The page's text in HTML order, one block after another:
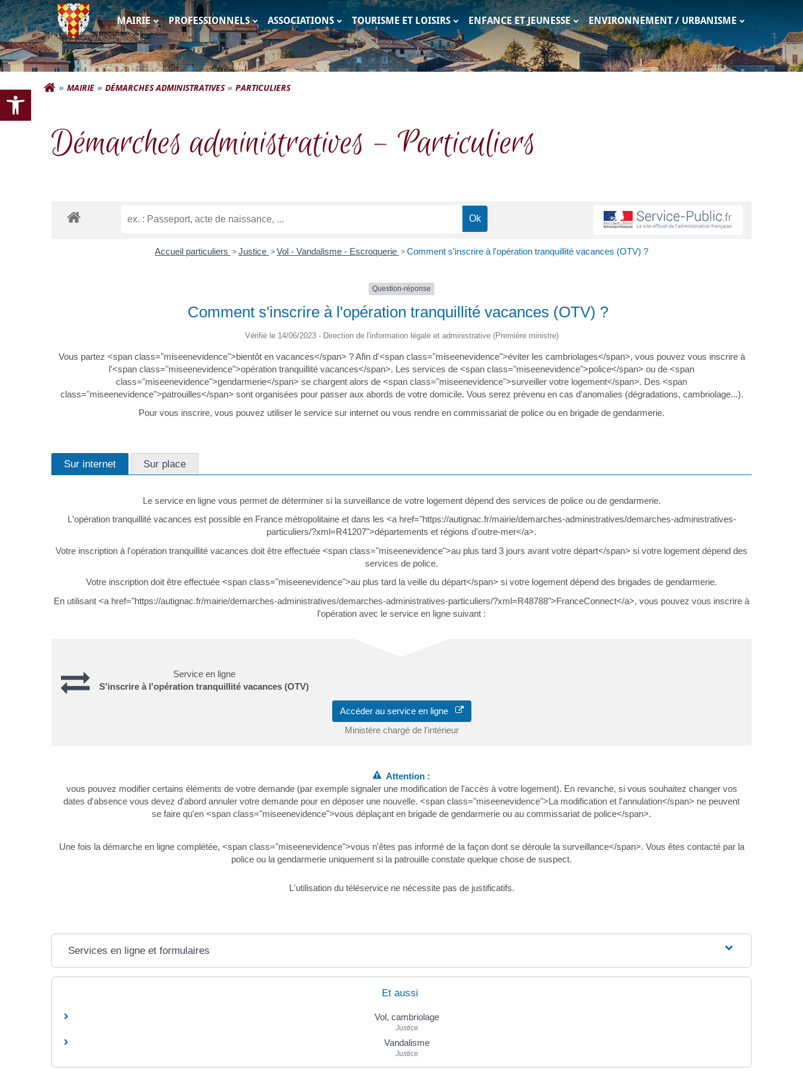
Ouvrir la barre d’outils
Aller
au
contenu
Commune d'Autignac
MAIRIE PROFESSIONNELS ASSOCIATIONS TOURISME ET LOISIRS ENFANCE ET JEUNESSE ENVIRONNEMENT / URBANISME
MAIRIE DÉMARCHES ADMINISTRATIVES PARTICULIERS
Démarches administratives – Particuliers
Accueil particuliers >Justice >Vol - Vandalisme - Escroquerie >Comment s'inscrire à l'opération tranquillité vacances (OTV) ?
Question-réponse
Comment s'inscrire à l'opération tranquillité vacances (OTV) ?
Vérifié le 14/06/2023 - Direction de l'information légale et administrative (Première ministre)
Vous partez <span class="miseenevidence">bientôt en vacances</span> ? Afin d'<span class="miseenevidence">éviter les cambriolages</span>, vous pouvez vous inscrire à
l'<span class="miseenevidence">opération tranquillité vacances</span>. Les services de <span class="miseenevidence">police</span> ou de <span
class="miseenevidence">gendarmerie</span> se chargent alors de <span class="miseenevidence">surveiller votre logement</span>. Des <span
class="miseenevidence">patrouilles</span> sont organisées pour passer aux abords de votre domicile. Vous serez prévenu en cas d'anomalies (dégradations, cambriolage...).
Pour vous inscrire, vous pouvez utiliser le service sur internet ou vous rendre en commissariat de police ou en brigade de gendarmerie.
Sur internet Sur place
Le service en ligne vous permet de déterminer si la surveillance de votre logement dépend des services de police ou de gendarmerie.
L'opération tranquillité vacances est possible en France métropolitaine et dans les <a href="https://autignac.fr/mairie/demarches-administratives/demarches-administratives-
particuliers/?xml=R41207">départements et régions d'outre-mer</a>.
Votre inscription à l'opération tranquillité vacances doit être effectuée <span class="miseenevidence">au plus tard 3 jours avant votre départ</span> si votre logement dépend des
services de police.
Votre inscription doit être effectuée <span class="miseenevidence">au plus tard la veille du départ</span> si votre logement dépend des brigades de gendarmerie.
En utilisant <a href="https://autignac.fr/mairie/demarches-administratives/demarches-administratives-particuliers/?xml=R48788">FranceConnect</a>, vous pouvez vous inscrire à
l'opération avec le service en ligne suivant :
Service en ligne
S'inscrire à l'opération tranquillité vacances (OTV)
Accéder au service en ligne
Ministère chargé de l'intérieur
Attention :
vous pouvez modifier certains éléments de votre demande (par exemple signaler une modification de l'accès à votre logement). En revanche, si vous souhaitez changer vos
dates d'absence vous devez d'abord annuler votre demande pour en déposer une nouvelle. <span class="miseenevidence">La modification et l'annulation</span> ne peuvent
se faire qu'en <span class="miseenevidence">vous déplaçant en brigade de gendarmerie ou au commissariat de police</span>.
Une fois la démarche en ligne complétée, <span class="miseenevidence">vous n'êtes pas informé de la façon dont se déroule la surveillance</span>. Vous êtes contacté par la
police ou la gendarmerie uniquement si la patrouille constate quelque chose de suspect.
L'utilisation du téléservice ne nécessite pas de justificatifs.
Services en ligne et formulaires
Et aussi
Vol, cambriolage
Justice
Vandalisme
Justice